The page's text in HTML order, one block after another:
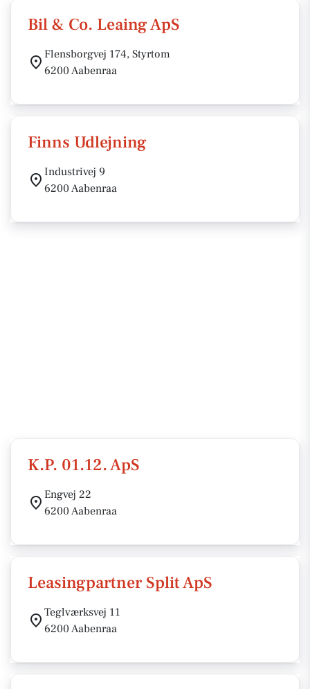
Bil & Co. Leaing ApS
Flensborgvej 174, Styrtom
6200 Aabenraa
Finns Udlejning
Industrivej 9
6200 Aabenraa
K.P. 01.12. ApS
Engvej 22
6200 Aabenraa
Leasingpartner Split ApS
Teglværksvej 11
6200 Aabenraa